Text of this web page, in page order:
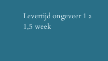
Levertijd ongeveer 1 a
1,5 week